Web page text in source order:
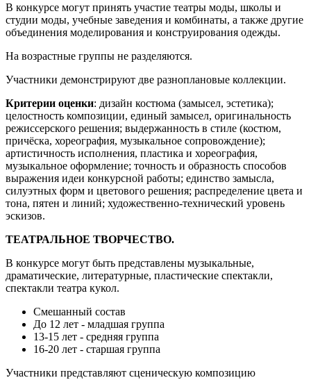
В конкурсе могут принять участие театры моды, школы и
студии моды, учебные заведения и комбинаты, а также другие
объединения моделирования и конструирования одежды.
На возрастные группы не разделяются.
Участники демонстрируют две разноплановые коллекции.
Критерии оценки: дизайн костюма (замысел, эстетика);
целостность композиции, единый замысел, оригинальность
режиссерского решения; выдержанность в стиле (костюм,
причёска, хореография, музыкальное сопровождение);
артистичность исполнения, пластика и хореография,
музыкальное оформление; точность и образность способов
выражения идеи конкурсной работы; единство замысла,
силуэтных форм и цветового решения; распределение цвета и
тона, пятен и линий; художественно-технический уровень
эскизов.
ТЕАТРАЛЬНОЕ ТВОРЧЕСТВО.
В конкурсе могут быть представлены музыкальные,
драматические, литературные, пластические спектакли,
спектакли театра кукол.
Смешанный состав
До 12 лет - младшая группа
13-15 лет - средняя группа
16-20 лет - старшая группа
Участники представляют сценическую композицию